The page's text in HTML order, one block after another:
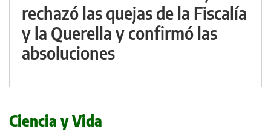
rechazó las quejas de la Fiscalía
y la Querella y confirmó las
absoluciones
Ciencia y Vida